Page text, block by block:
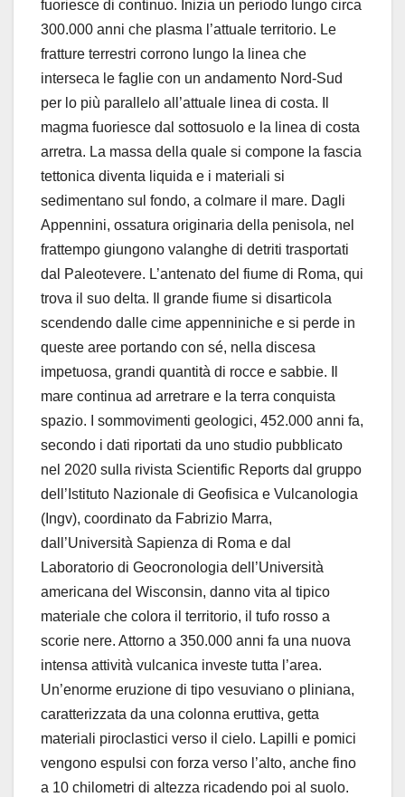
fuoriesce di continuo. Inizia un periodo lungo circa
300.000 anni che plasma l’attuale territorio. Le
fratture terrestri corrono lungo la linea che
interseca le faglie con un andamento Nord-Sud
per lo più parallelo all’attuale linea di costa. Il
magma fuoriesce dal sottosuolo e la linea di costa
arretra. La massa della quale si compone la fascia
tettonica diventa liquida e i materiali si
sedimentano sul fondo, a colmare il mare. Dagli
Appennini, ossatura originaria della penisola, nel
frattempo giungono valanghe di detriti trasportati
dal Paleotevere. L’antenato del fiume di Roma, qui
trova il suo delta. Il grande fiume si disarticola
scendendo dalle cime appenniniche e si perde in
queste aree portando con sé, nella discesa
impetuosa, grandi quantità di rocce e sabbie. Il
mare continua ad arretrare e la terra conquista
spazio. I sommovimenti geologici, 452.000 anni fa,
secondo i dati riportati da uno studio pubblicato
nel 2020 sulla rivista Scientific Reports dal gruppo
dell’Istituto Nazionale di Geofisica e Vulcanologia
(Ingv), coordinato da Fabrizio Marra,
dall’Università Sapienza di Roma e dal
Laboratorio di Geocronologia dell’Università
americana del Wisconsin, danno vita al tipico
materiale che colora il territorio, il tufo rosso a
scorie nere. Attorno a 350.000 anni fa una nuova
intensa attività vulcanica investe tutta l’area.
Un’enorme eruzione di tipo vesuviano o pliniana,
caratterizzata da una colonna eruttiva, getta
materiali piroclastici verso il cielo. Lapilli e pomici
vengono espulsi con forza verso l’alto, anche fino
a 10 chilometri di altezza ricadendo poi al suolo.